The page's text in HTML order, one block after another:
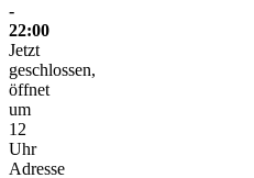
-
22:00
Jetzt
geschlossen,
öffnet
um
12
Uhr
Adresse